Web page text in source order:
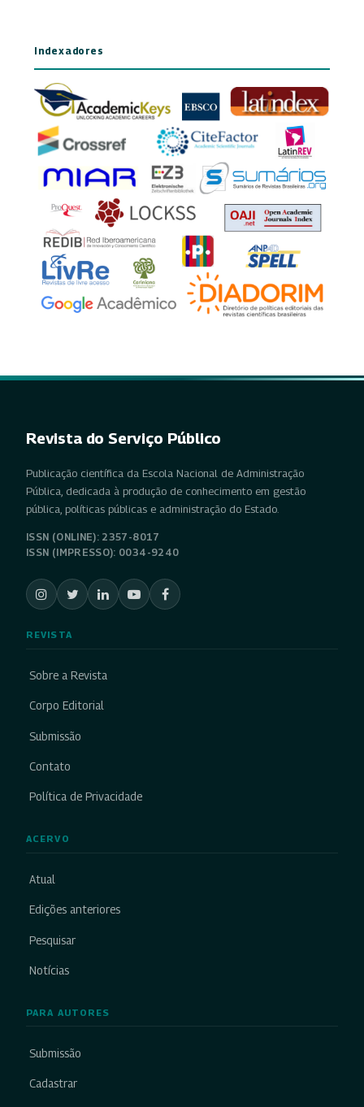
Indexadores
Revista do Serviço Público
Publicação científica da Escola Nacional de Administração
Pública, dedicada à produção de conhecimento em gestão
pública, políticas públicas e administração do Estado.
ISSN (ONLINE): 2357-8017
ISSN (IMPRESSO): 0034-9240
REVISTA
Sobre a Revista
Corpo Editorial
Submissão
Contato
Política de Privacidade
ACERVO
Atual
Edições anteriores
Pesquisar
Notícias
PARA AUTORES
Submissão
Cadastrar